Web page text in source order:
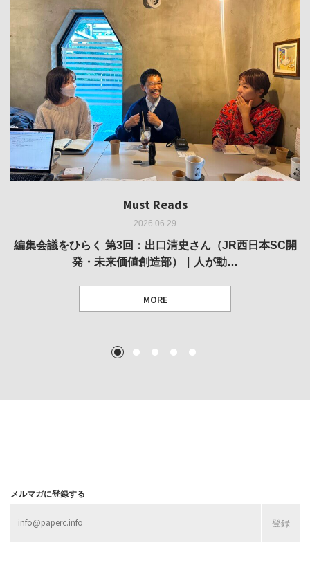
Must Reads
2026.06.29
編集会議をひらく 第3回：出口清史さん（JR西日本SC開
発・未来価値創造部）｜人が動…
MORE
Must Reads
2026.05.14
REVIEW｜果たして美術家・梅津庸一は、「大阪のゆかり
作家」となることができたのか…
Must Reads
2026.03.11
REPORT｜博覧会の残像
MORE
Must Reads
2026.02.25
REVIEW｜菊池聡太朗 個展「余りの風景」
MORE
Must Reads
2025.10.01
REVIEW｜生の存在証明としての線——「ライフライン」
展
1 2 3 4 5
メルマガに登録する